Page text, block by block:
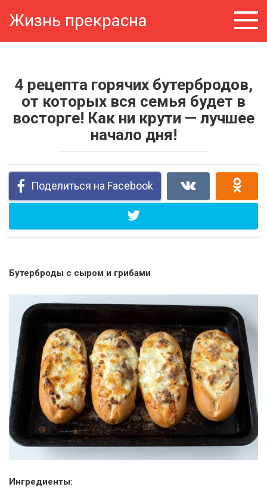
Жизнь прекрасна
4 рецепта горячих бутербродов,
от которых вся семья будет в
восторге! Как ни крути — лучшее
начало дня!
Поделиться на Facebook
Бутерброды с сыром и грибами
Ингредиенты: